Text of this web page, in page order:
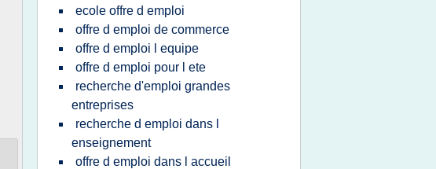
ecole offre d emploi
offre d emploi de commerce
offre d emploi l equipe
offre d emploi pour l ete
recherche d'emploi grandes
entreprises
recherche d emploi dans l
enseignement
offre d emploi dans l accueil